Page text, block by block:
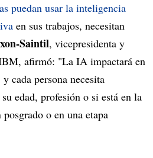
puedan usar la inteligencia
en sus trabajos, necesitan
Saintil, vicepresidenta y
afirmó: "La IA impactará en
cada persona necesita
edad, profesión o si está en la
o en una etapa